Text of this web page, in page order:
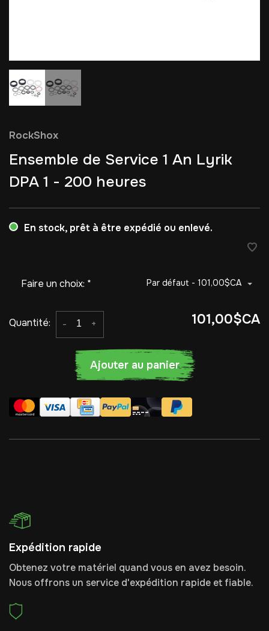
RockShox
Ensemble de Service 1 An Lyrik
DPA 1 - 200 heures
En stock, prêt à être expédié ou enlevé.
Faire un choix: * Par défaut - 101,00$CA
Quantité: +
- 101,00$CA
Ajouter au panier
Expédition rapide
Obtenez votre matériel quand vous en avez besoin.
Nous offrons un service d'expédition rapide et fiable.